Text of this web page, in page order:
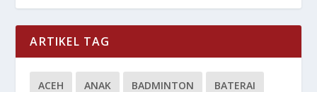
ARTIKEL TAG
ACEH ANAK BADMINTON BATERAI